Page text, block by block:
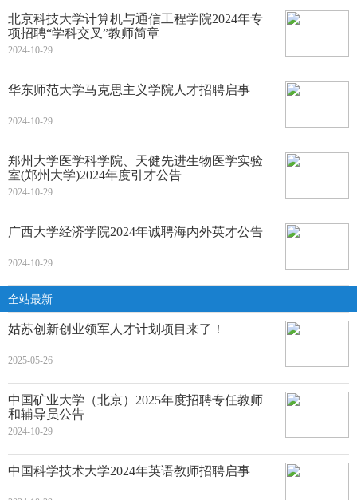
北京科技大学计算机与通信工程学院2024年专
项招聘“学科交叉”教师简章
2024-10-29
华东师范大学马克思主义学院人才招聘启事
2024-10-29
郑州大学医学科学院、天健先进生物医学实验
室(郑州大学)2024年度引才公告
2024-10-29
广西大学经济学院2024年诚聘海内外英才公告
2024-10-29
全站最新
姑苏创新创业领军人才计划项目来了！
2025-05-26
中国矿业大学（北京）2025年度招聘专任教师
和辅导员公告
2024-10-29
中国科学技术大学2024年英语教师招聘启事